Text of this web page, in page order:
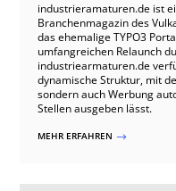
industrieramaturen.de ist
Branchenmagazin des
das ehemalige TYPO3
umfangreichen Relaunch
industriearmaturen.de
dynamische Struktur, mit
sondern auch Werbung
Stellen ausgeben lässt.
MEHR ERFAHREN $